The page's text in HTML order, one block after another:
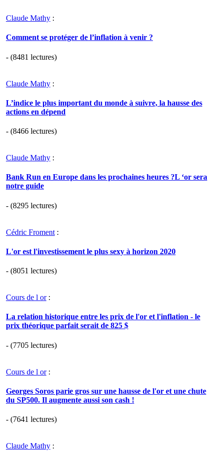
Claude Mathy :
Comment se protéger de l’inflation à venir ?
- (8481 lectures)
Claude Mathy :
L’indice le plus important du monde à suivre, la hausse des
actions en dépend
- (8466 lectures)
Claude Mathy :
Bank Run en Europe dans les prochaines heures ?L ‘or sera
notre guide
- (8295 lectures)
Cédric Froment :
L'or est l'investissement le plus sexy à horizon 2020
- (8051 lectures)
Cours de l or:
La relation historique entre les prix de l'or et l'inflation - le
prix théorique parfait serait de 825 $
- (7705 lectures)
Cours de l or:
Georges Soros parie gros sur une hausse de l'or et une chute
du SP500. Il augmente aussi son cash !
- (7641 lectures)
Claude Mathy :